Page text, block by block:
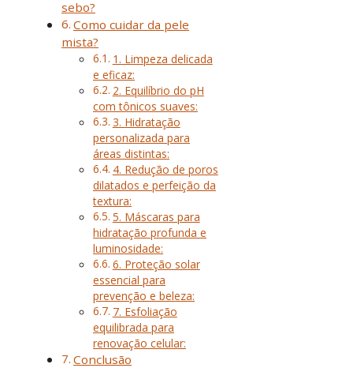
sebo?
Como cuidar da pele
mista?
1. Limpeza delicada
e eficaz:
2. Equilíbrio do pH
com tônicos suaves:
3. Hidratação
personalizada para
áreas distintas:
4. Redução de poros
dilatados e perfeição da
textura:
5. Máscaras para
hidratação profunda e
luminosidade:
6. Proteção solar
essencial para
prevenção e beleza:
7. Esfoliação
equilibrada para
renovação celular:
Conclusão